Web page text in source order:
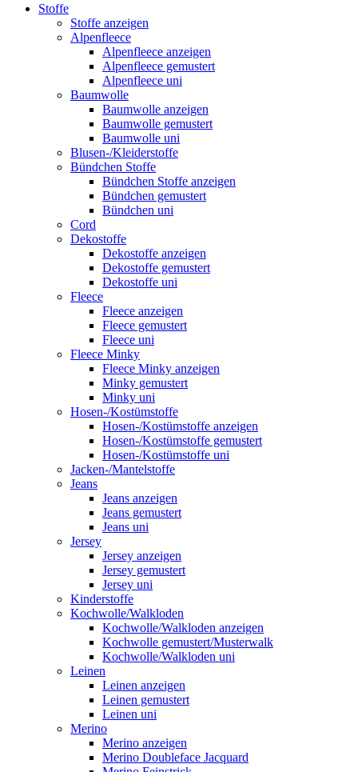
Stoffe
Stoffe anzeigen
Alpenfleece
Alpenfleece anzeigen
Alpenfleece gemustert
Alpenfleece uni
Baumwolle
Baumwolle anzeigen
Baumwolle gemustert
Baumwolle uni
Blusen-/Kleiderstoffe
Bündchen Stoffe
Bündchen Stoffe anzeigen
Bündchen gemustert
Bündchen uni
Cord
Dekostoffe
Dekostoffe anzeigen
Dekostoffe gemustert
Dekostoffe uni
Fleece
Fleece anzeigen
Fleece gemustert
Fleece uni
Fleece Minky
Fleece Minky anzeigen
Minky gemustert
Minky uni
Hosen-/Kostümstoffe
Hosen-/Kostümstoffe anzeigen
Hosen-/Kostümstoffe gemustert
Hosen-/Kostümstoffe uni
Jacken-/Mantelstoffe
Jeans
Jeans anzeigen
Jeans gemustert
Jeans uni
Jersey
Jersey anzeigen
Jersey gemustert
Jersey uni
Kinderstoffe
Kochwolle/Walkloden
Kochwolle/Walkloden anzeigen
Kochwolle gemustert/Musterwalk
Kochwolle/Walkloden uni
Leinen
Leinen anzeigen
Leinen gemustert
Leinen uni
Merino
Merino anzeigen
Merino Doubleface Jacquard